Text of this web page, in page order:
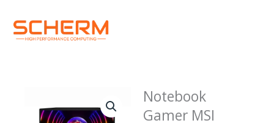
para
Notebook
Gamer MSI